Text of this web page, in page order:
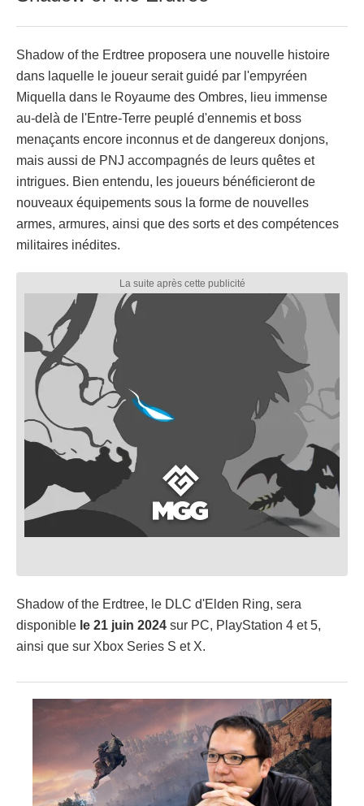
Shadow of the Erdtree proposera une nouvelle histoire
dans laquelle le joueur serait guidé par l'empyréen
Miquella dans le Royaume des Ombres, lieu immense
au-delà de l'Entre-Terre peuplé d'ennemis et boss
menaçants encore inconnus et de dangereux donjons,
mais aussi de PNJ accompagnés de leurs quêtes et
intrigues. Bien entendu, les joueurs bénéficieront de
nouveaux équipements sous la forme de nouvelles
armes, armures, ainsi que des sorts et des compétences
militaires inédites.
Shadow of the Erdtree, le DLC d'Elden Ring, sera
disponible le 21 juin 2024 sur PC, PlayStation 4 et 5,
ainsi que sur Xbox Series S et X.